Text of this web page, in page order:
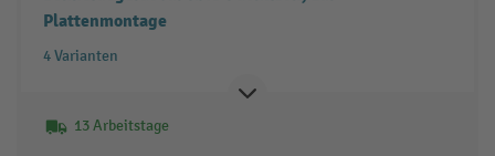
Plattenmontage
4 Varianten
13 Arbeitstage